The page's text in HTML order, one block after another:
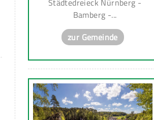
Städtedreieck Nürnberg -
Bamberg -...
zur Gemeinde